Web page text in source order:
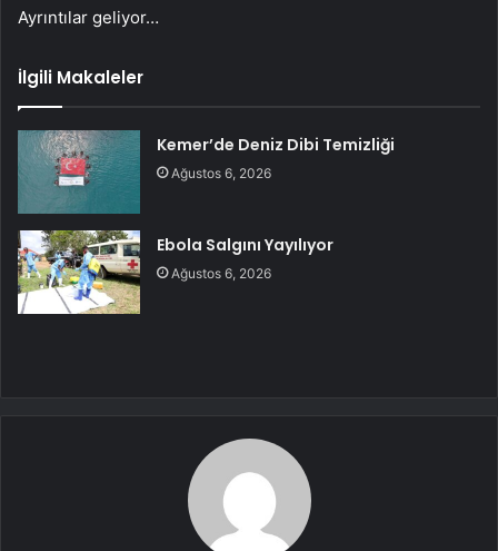
Ayrıntılar geliyor…
İlgili Makaleler
Kemer’de Deniz Dibi Temizliği
Ağustos 6, 2026
Ebola Salgını Yayılıyor
Ağustos 6, 2026